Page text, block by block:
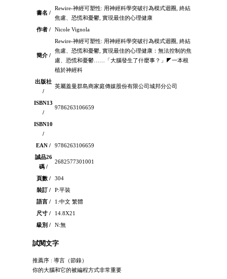
書名 /
Rewire-神經可塑性: 用神經科學突破行為模式迴圈, 終結
焦慮、恐慌和憂鬱, 實現最佳的心理健康
作者 /
Nicole Vignola
簡介 /
Rewire-神經可塑性: 用神經科學突破行為模式迴圈, 終結
焦慮、恐慌和憂鬱, 實現最佳的心理健康：無法控制的焦
慮、恐慌和憂鬱……「大腦發生了什麼事？」◤一本根
植於神經科
出版社
/
英屬蓋曼群島商家庭傳媒股份有限公司城邦分公司
ISBN13
/
9786263106659
ISBN10
/
EAN /
9786263106659
誠品26
碼 /
2682577301001
頁數 /
304
裝訂 /
P:平裝
語言 /
1:中文 繁體
尺寸 /
14.8X21
級別 /
N:無
試閱文字
推薦序 : 導言（節錄）
你的大腦和它的被編程方式非常重要